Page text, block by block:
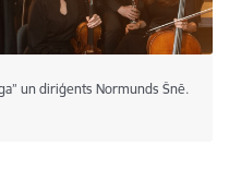
un diriģents Normunds Šnē.